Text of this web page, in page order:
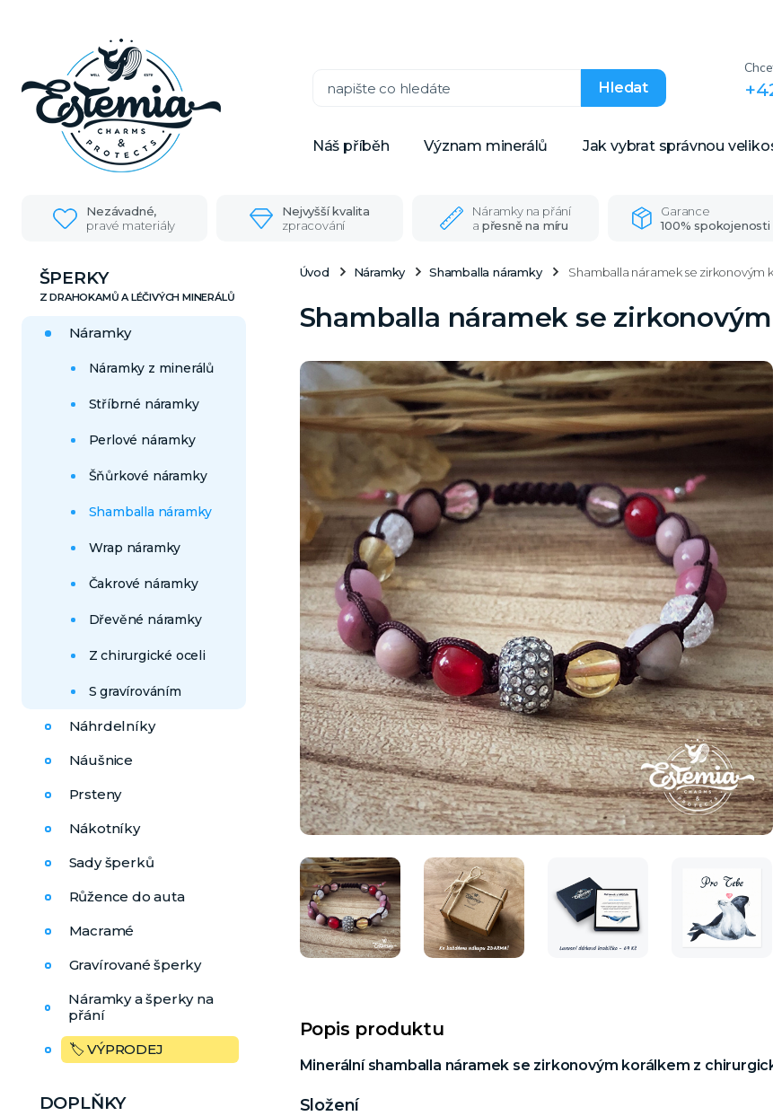
Náš příběh Význam minerálů Jak vybrat správnou
Hledat
Nezávadné,
pravé materiály
Nejvyšší kvalita
zpracování
Náramky na přání
a přesně na míru
Garance
100% spokojenosti
ŠPERKY
Náramky
Náramky z minerálů
Stříbrné náramky
Perlové náramky
Šňůrkové náramky
Shamballa náramky
Wrap náramky
Čakrové náramky
Dřevěné náramky
Z chirurgické oceli
S gravírováním
Náhrdelníky
Náušnice
Prsteny
Nákotníky
Sady šperků
Růžence do auta
Macramé
Gravírované šperky
Náramky a šperky na
přání
🏷️ VÝPRODEJ
DOPLŇKY
Úvod Náramky Shamballa náramky Shamballa náramek se zirkonovým
Shamballa náramek se
Popis produktu
Minerální shamballa náramek se zirkonovým korálkem z
Složení